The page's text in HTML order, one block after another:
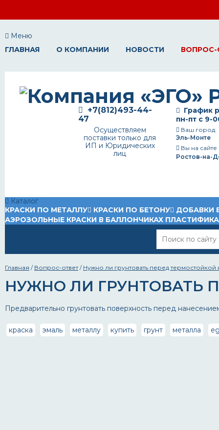
Меню
ГЛАВНАЯ
О КОМПАНИИ НОВОСТИ ВОПРОС-
График
пн-пт с 9-
Ваш город:
Эль-Монте
Вы на
Ростов-на-
+7(812)493-44-
47
Осуществляем
поставки только для
ИП и Юридических
лиц
Каталог
КРАСКИ ПО МЕТАЛЛУ
КРАСКИ ПО БЕТОНУ
ДОБАВКИ
АЭРОЗОЛЬНЫЕ КРАСКИ В БАЛЛОНЧИКАХ
Главная / Вопрос-ответ / Нужно ли грунтовать перед термостойкой
НУЖНО ЛИ ГРУНТОВАТЬ
Предварительно грунтовать поверхность перед
краска эмаль металлу купить грунт металла